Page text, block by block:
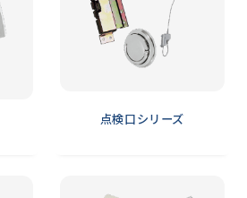
点検口シリーズ